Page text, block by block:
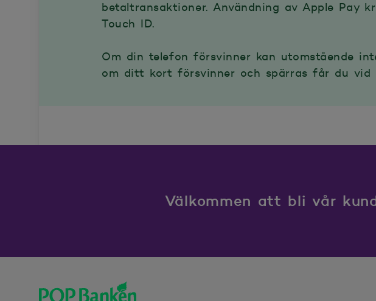
betaltransaktioner. Användning av Apple Pay
Touch ID.
Om din telefon försvinner kan utomstående
om ditt kort försvinner och spärras får du
Välkommen att bli vår